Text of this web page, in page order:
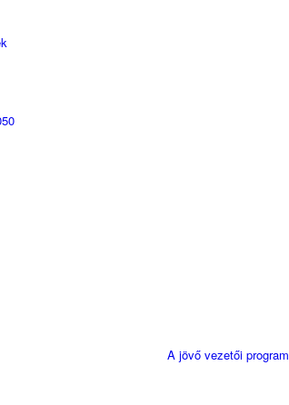
A jövő vezetői program